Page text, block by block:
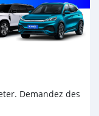
Demandez des